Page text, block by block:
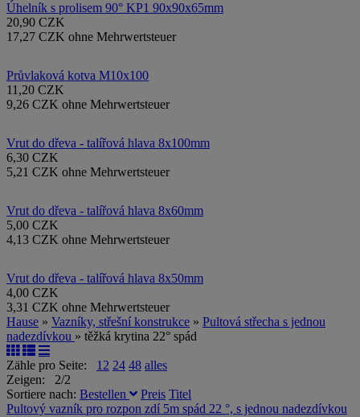
Úhelník s prolisem 90° KP1 90x90x65mm
20,90 CZK
17,27 CZK ohne Mehrwertsteuer
Průvlaková kotva M10x100
11,20 CZK
9,26 CZK ohne Mehrwertsteuer
Vrut do dřeva - talířová hlava 8x100mm
6,30 CZK
5,21 CZK ohne Mehrwertsteuer
Vrut do dřeva - talířová hlava 8x60mm
5,00 CZK
4,13 CZK ohne Mehrwertsteuer
Vrut do dřeva - talířová hlava 8x50mm
4,00 CZK
3,31 CZK ohne Mehrwertsteuer
Hause » Vazníky, střešní konstrukce » Pultová střecha s jednou
nadezdívkou » těžká krytina 22° spád
Zähle pro Seite: 12 24 48 alles
Zeigen: 2/2
Sortiere nach: Bestellen Preis Titel
Pultový vazník pro rozpon zdí 5m spád 22 °, s jednou nadezdívkou